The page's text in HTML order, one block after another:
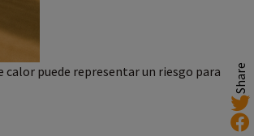
Share
puede representar un riesgo para